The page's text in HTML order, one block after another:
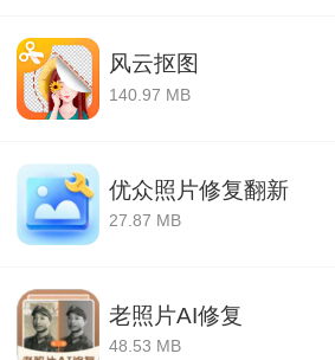
风云抠图
140.97 MB
优众照片修复翻新
27.87 MB
老照片AI修复
48.53 MB